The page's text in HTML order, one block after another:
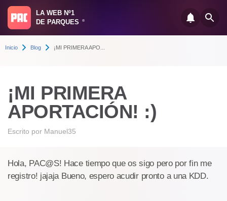
LA WEB Nº1
DE PARQUES
®
Inicio Blog ¡MI PRIMERA APO...
¡MI PRIMERA
APORTACIÓN! :)
Escrito por Manuel35
Hola, PAC@S! Hace tiempo que os sigo pero por fin me
registro! jajaja Bueno, espero acudir pronto a una KDD.